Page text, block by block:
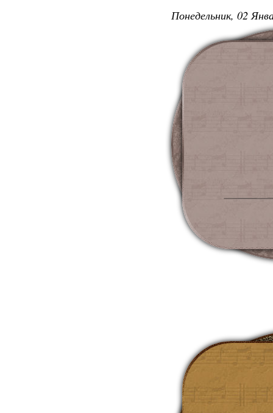
Понедельник, 02